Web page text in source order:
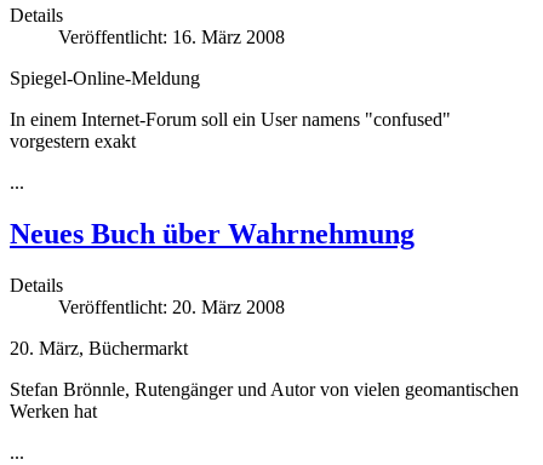
Details
Veröffentlicht: 16. März 2008
Spiegel-Online-Meldung
In einem Internet-Forum soll ein User namens "confused"
vorgestern exakt
...
Neues Buch über Wahrnehmung
Details
Veröffentlicht: 20. März 2008
20. März, Büchermarkt
Stefan Brönnle, Rutengänger und Autor von vielen geomantischen
Werken hat
...